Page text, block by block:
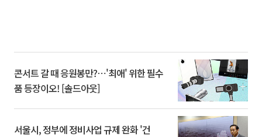
콘서트 갈 때 응원봉만?⋯'최애' 위한 필수
품 등장이오! [솔드아웃]
서울시, 정부에 정비사업 규제 완화 '건